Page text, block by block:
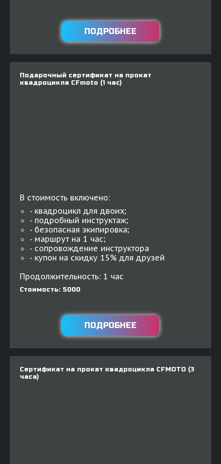
ПОДРОБНЕЕ
Подарочный сертификат на прокат
квадроцикла CFmoto (1 час)
В стоимость включено:
- квадроцикл для двоих;
- подробный инструктаж;
- безопасная экипировка;
- маршрут на 1 час;
- сопровождение инструктора
- купон на скидку 15% для друзей
Продолжительность: 1 час
Стоимость: 5000
ПОДРОБНЕЕ
Сертификат на прокат квадроцикла CFMOTO (3
часа)